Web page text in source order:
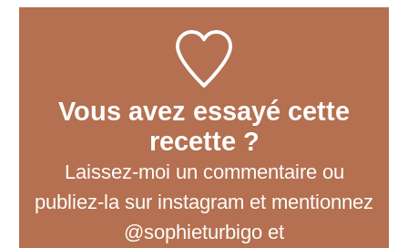
Vous avez essayé cette
recette ?
Laissez-moi un commentaireou
publiez-la sur instagram et mentionnez
@sophieturbigo et